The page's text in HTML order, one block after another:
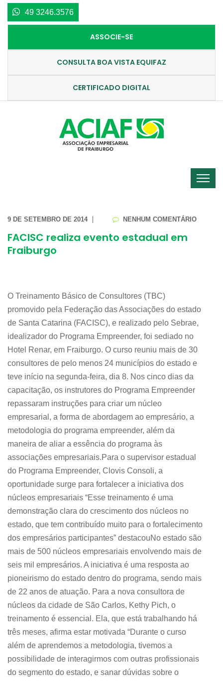
49 3246.3576
ASSOCIE-SE
CONSULTA BOA VISTA EQUIFAZ
CERTIFICADO DIGITAL
9 DE SETEMBRO DE 2014 NENHUM COMENTÁRIO
FACISC realiza evento estadual em
Fraiburgo
O Treinamento Básico de Consultores (TBC)
promovido pela Federação das Associações do estado
de Santa Catarina (FACISC), e realizado pelo Sebrae,
idealizador do Programa Empreender, foi sediado no
Hotel Renar, em Fraiburgo. O curso reuniu mais de 30
consultores de pelo menos 24 municípios do estado e
teve início na segunda-feira, dia 8. Nos cinco dias da
capacitação, os instrutores do Programa Empreender
repassaram instruções para criar um núcleo
empresarial, a forma de abordagem ao empresário, a
metodologia do programa empreender, além da
maneira de aliar a essência do programa às
associações empresariais.Para o supervisor estadual
do Programa Empreender, Clovis Consoli, a
oportunidade surge para fortalecer a iniciativa dos
núcleos empresariais “Esse treinamento é uma
demonstração clara do crescimento dos núcleos no
estado, que tem contribuído muito para o fortalecimento
dos empresários participantes” destacouNo estado são
mais de 500 núcleos empresariais envolvendo mais de
seis mil empresários. A iniciativa é uma resposta ao
pioneirismo do estado dentro do programa, sendo mais
de 22 anos de atuação. Para a nova consultora de
núcleos da cidade de São Carlos, Kethy Pich, o
treinamento é essencial. Ela, que está trabalhando há
três meses, afirma estar motivada “Durante o curso
além de aprendemos a metodologia, tivemos a
possibilidade de interagirmos com outras profissionais
do segmento do estado, e sanar dúvidas sobre o